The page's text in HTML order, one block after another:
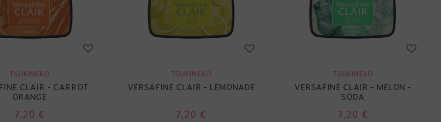
TSUKINEKO
CLAIR - CARROT
ORANGE
7,20 €
TSUKINEKO
VERSAFINE CLAIR - LEMONADE
7,20 €
TSUKINEKO
VERSAFINE CLAIR - MELON -
SODA
7,20 €